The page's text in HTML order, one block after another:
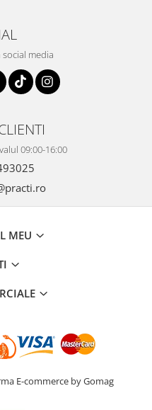
media
09:00-16:00
MEU
E-commerce by Gomag